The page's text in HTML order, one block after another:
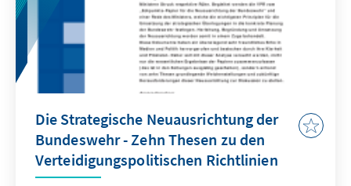
Die Strategische Neuausrichtung der
Bundeswehr - Zehn Thesen zu den
Verteidigungspolitischen Richtlinien